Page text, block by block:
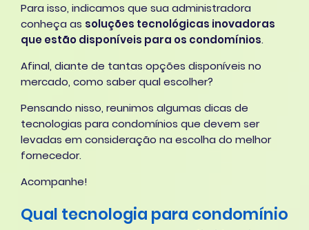
Para isso, indicamos que sua administradora
conheça as soluções tecnológicas inovadoras
que estão disponíveis para os condomínios.
Afinal, diante de tantas opções disponíveis no
mercado, como saber qual escolher?
Pensando nisso, reunimos algumas dicas de
tecnologias para condomínios que devem ser
levadas em consideração na escolha do melhor
fornecedor.
Acompanhe!
Qual tecnologia para condomínio